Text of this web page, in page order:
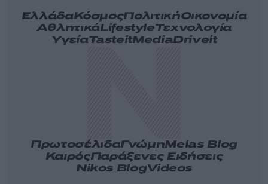
ΕλλάδαΚόσμοςΠολιτικήΟικονομία
ΑθλητικάLifestyleΤεχνολογία
ΥγείαTasteitMediaDriveit
ΠρωτοσέλιδαΓνώμηMelas Blog
ΚαιρόςΠαράξενες Ειδήσεις
Nikos BlogVideos